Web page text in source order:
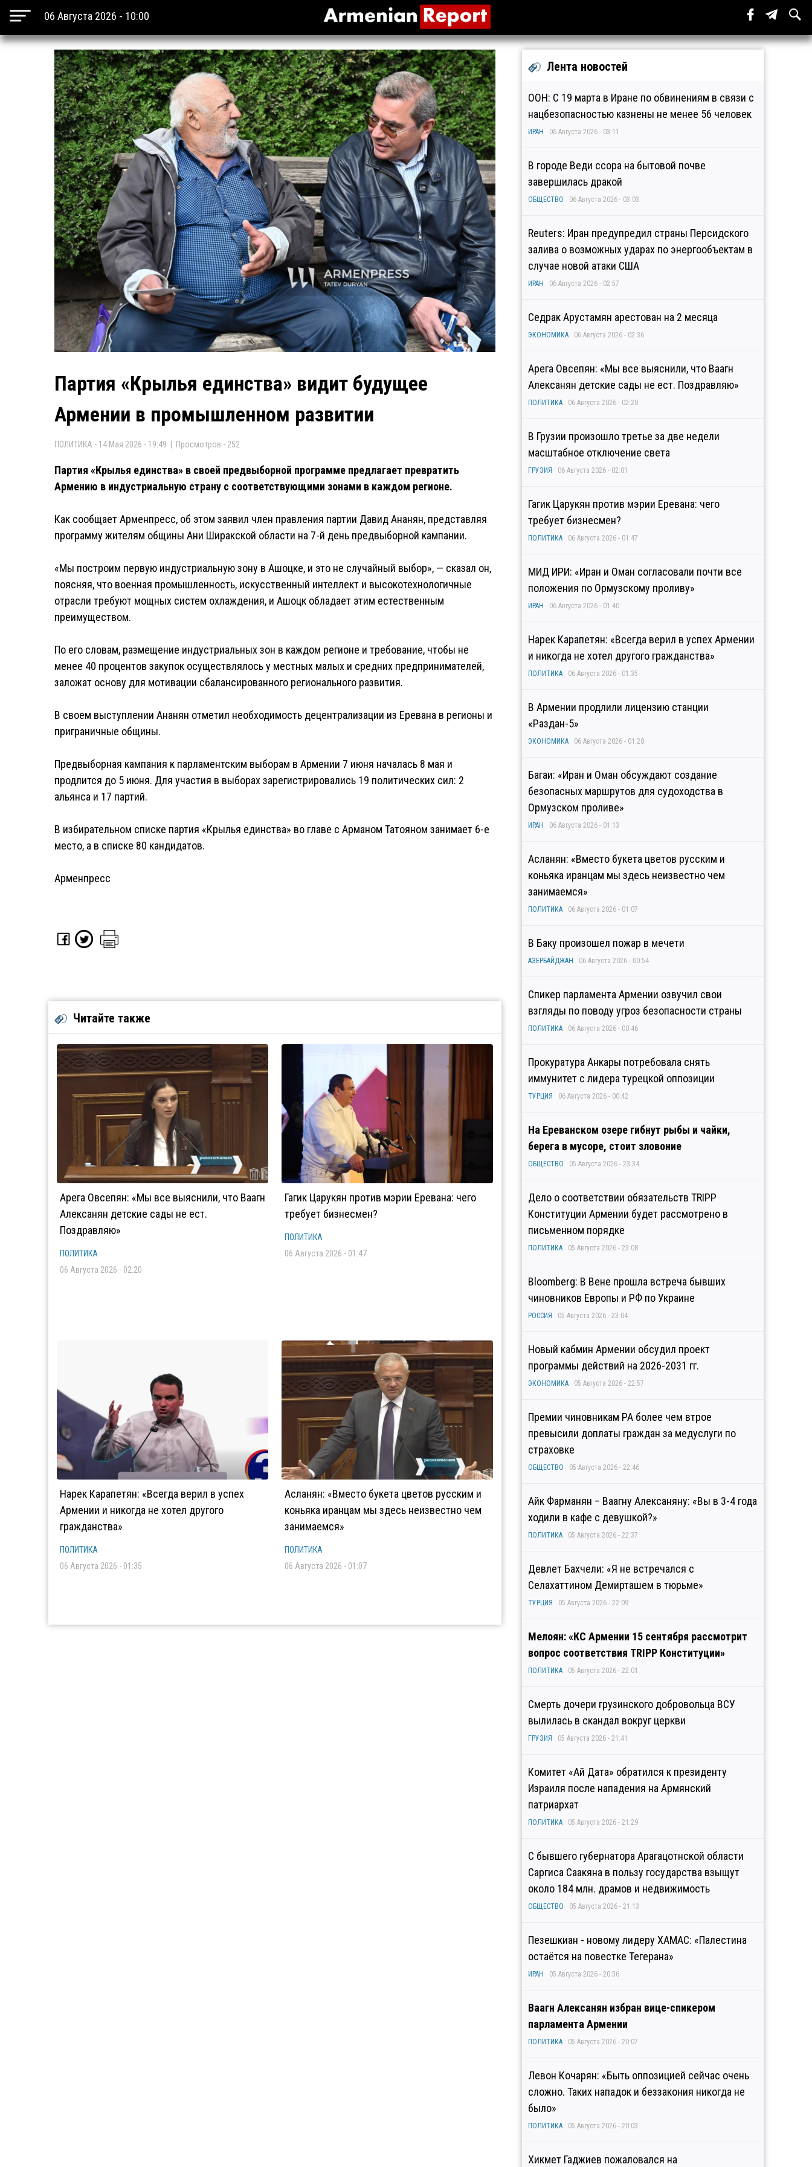
06 Августа 2026 - 10:00
Партия «Крылья единства» видит будущее
Армении в промышленном развитии
ПОЛИТИКА - 14 Мая 2026 - 19:49 | Просмотров - 252
Партия «Крылья единства» в своей предвыборной программе предлагает превратить
Армению в индустриальную страну с соответствующими зонами в каждом регионе.
Как сообщает Арменпресс, об этом заявил член правления партии Давид Ананян, представляя
программу жителям общины Ани Ширакской области на 7-й день предвыборной кампании.
«Мы построим первую индустриальную зону в Ашоцке, и это не случайный выбор», — сказал он,
поясняя, что военная промышленность, искусственный интеллект и высокотехнологичные
отрасли требуют мощных систем охлаждения, и Ашоцк обладает этим естественным
преимуществом.
По его словам, размещение индустриальных зон в каждом регионе и требование, чтобы не
менее 40 процентов закупок осуществлялось у местных малых и средних предпринимателей,
заложат основу для мотивации сбалансированного регионального развития.
В своем выступлении Ананян отметил необходимость децентрализации из Еревана в регионы и
приграничные общины.
Предвыборная кампания к парламентским выборам в Армении 7 июня началась 8 мая и
продлится до 5 июня. Для участия в выборах зарегистрировались 19 политических сил: 2
альянса и 17 партий.
В избирательном списке партия «Крылья единства» во главе с Арманом Татояном занимает 6-е
место, а в списке 80 кандидатов.
Арменпресс
Читайте также
Арега Овсепян: «Мы все выяснили, что Ваагн
Алексанян детские сады не ест.
Поздравляю»
ПОЛИТИКА
06 Августа 2026 - 02:20
Гагик Царукян против мэрии Еревана: чего
требует бизнесмен?
ПОЛИТИКА
06 Августа 2026 - 01:47
Нарек Карапетян: «Всегда верил в успех
Армении и никогда не хотел другого
гражданства»
ПОЛИТИКА
06 Августа 2026 - 01:35
Асланян: «Вместо букета цветов русским и
коньяка иранцам мы здесь неизвестно чем
занимаемся»
ПОЛИТИКА
06 Августа 2026 - 01:07
Лента новостей
ООН: С 19 марта в Иране по обвинениям в связи с
нацбезопасностью казнены не менее 56 человек
ИРАН 06 Августа 2026 - 03:11
В городе Веди ссора на бытовой почве
завершилась дракой
ОБЩЕСТВО 06 Августа 2026 - 03:03
Reuters: Иран предупредил страны Персидского
залива о возможных ударах по энергообъектам в
случае новой атаки США
ИРАН 06 Августа 2026 - 02:57
Седрак Арустамян арестован на 2 месяца
ЭКОНОМИКА 06 Августа 2026 - 02:36
Арега Овсепян: «Мы все выяснили, что Ваагн
Алексанян детские сады не ест. Поздравляю»
ПОЛИТИКА 06 Августа 2026 - 02:20
В Грузии произошло третье за две недели
масштабное отключение света
ГРУЗИЯ 06 Августа 2026 - 02:01
Гагик Царукян против мэрии Еревана: чего
требует бизнесмен?
ПОЛИТИКА 06 Августа 2026 - 01:47
МИД ИРИ: «Иран и Оман согласовали почти все
положения по Ормузскому проливу»
ИРАН 06 Августа 2026 - 01:40
Нарек Карапетян: «Всегда верил в успех Армении
и никогда не хотел другого гражданства»
ПОЛИТИКА 06 Августа 2026 - 01:35
В Армении продлили лицензию станции
«Раздан-5»
ЭКОНОМИКА 06 Августа 2026 - 01:28
Багаи: «Иран и Оман обсуждают создание
безопасных маршрутов для судоходства в
Ормузском проливе»
ИРАН 06 Августа 2026 - 01:13
Асланян: «Вместо букета цветов русским и
коньяка иранцам мы здесь неизвестно чем
занимаемся»
ПОЛИТИКА 06 Августа 2026 - 01:07
В Баку произошел пожар в мечети
АЗЕРБАЙДЖАН 06 Августа 2026 - 00:54
Спикер парламента Армении озвучил свои
взгляды по поводу угроз безопасности страны
ПОЛИТИКА 06 Августа 2026 - 00:46
Прокуратура Анкары потребовала снять
иммунитет с лидера турецкой оппозиции
ТУРЦИЯ 06 Августа 2026 - 00:42
На Ереванском озере гибнут рыбы и чайки,
берега в мусоре, стоит зловоние
ОБЩЕСТВО 05 Августа 2026 - 23:34
Дело о соответствии обязательств TRIPP
Конституции Армении будет рассмотрено в
письменном порядке
ПОЛИТИКА 05 Августа 2026 - 23:08
Bloomberg: В Вене прошла встреча бывших
чиновников Европы и РФ по Украине
РОССИЯ 05 Августа 2026 - 23:04
Новый кабмин Армении обсудил проект
программы действий на 2026-2031 гг.
ЭКОНОМИКА 05 Августа 2026 - 22:57
Премии чиновникам РА более чем втрое
превысили доплаты граждан за медуслуги по
страховке
ОБЩЕСТВО 05 Августа 2026 - 22:46
Айк Фарманян – Ваагну Алексаняну: «Вы в 3-4 года
ходили в кафе с девушкой?»
ПОЛИТИКА 05 Августа 2026 - 22:37
Девлет Бахчели: «Я не встречался с
Селахаттином Демирташем в тюрьме»
ТУРЦИЯ 05 Августа 2026 - 22:09
Мелоян: «КС Армении 15 сентября рассмотрит
вопрос соответствия TRIPP Конституции»
ПОЛИТИКА 05 Августа 2026 - 22:01
Смерть дочери грузинского добровольца ВСУ
вылилась в скандал вокруг церкви
ГРУЗИЯ 05 Августа 2026 - 21:41
Комитет «Ай Дата» обратился к президенту
Израиля после нападения на Армянский
патриархат
ПОЛИТИКА 05 Августа 2026 - 21:29
С бывшего губернатора Арагацотнской области
Саргиса Саакяна в пользу государства взыщут
около 184 млн. драмов и недвижимость
ОБЩЕСТВО 05 Августа 2026 - 21:13
Пезешкиан - новому лидеру ХАМАС: «Палестина
остаётся на повестке Тегерана»
ИРАН 05 Августа 2026 - 20:36
Ваагн Алексанян избран вице-спикером
парламента Армении
ПОЛИТИКА 05 Августа 2026 - 20:07
Левон Кочарян: «Быть оппозицией сейчас очень
сложно. Таких нападок и беззакония никогда не
было»
ПОЛИТИКА 05 Августа 2026 - 20:03
Хикмет Гаджиев пожаловался на